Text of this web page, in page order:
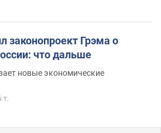
законопроект Грэма о
что дальше
новые экономические
т.